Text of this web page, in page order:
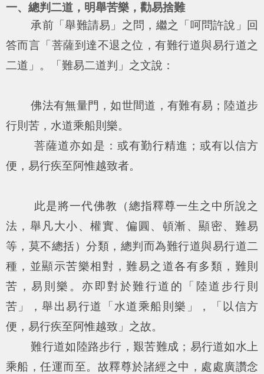
一、總判二道，明舉苦樂，勸易捨難
承前「舉難請易」之問，繼之「呵問許說」回
答而言「菩薩到達不退之位，有難行道與易行道之
二道」。「難易二道判」之文說：
佛法有無量門，如世間道，有難有易；陸道步
行則苦，水道乘船則樂。
菩薩道亦如是：或有勤行精進；或有以信方
便，易行疾至阿惟越致者。
此是將一代佛教（總指釋尊一生之中所說之
法，舉凡大小、權實、偏圓、頓漸、顯密、難易
等，莫不總括）分類，總判而為難行道與易行道二
種，並顯示苦樂相對，難易之道各有多類，難則
苦，易則樂。亦即對於難行道的「陸道步行則
苦」，舉出易行道「水道乘船則樂」，「以信方
便，易行疾至阿惟越致」之故。
難行道如陸路步行，艱苦難成；易行道如水上
乘船，任運而至。故釋尊於諸經之中，處處廣讚念